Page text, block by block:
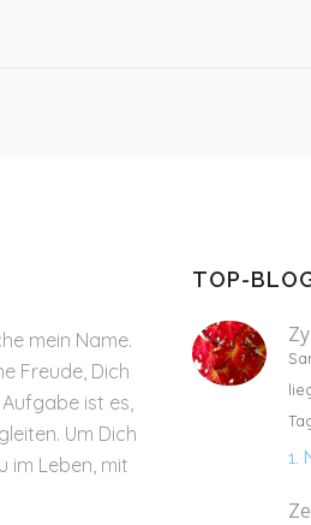
mein Name.
Freude, Dich
ist es,
Um Dich
im Leben, mit
TOP-
1.